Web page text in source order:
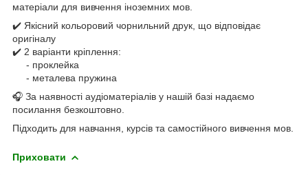
матеріали для вивчення іноземних мов.
✔️ Якісний кольоровий чорнильний друк, що відповідає
оригіналу
✔️ 2 варіанти кріплення:
- проклейка
- металева пружина
🎧 За наявності аудіоматеріалів у нашій базі надаємо
посилання безкоштовно.
Підходить для навчання, курсів та самостійного вивчення мов.
Приховати